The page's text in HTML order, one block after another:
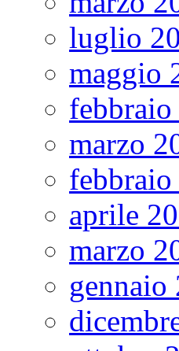
luglio
maggio
febbraio
marzo
aprile
marzo
gennaio